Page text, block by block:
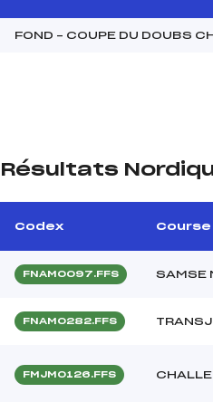
FOND – COUPE DU DOUBS
Résultats
Codex Course
FNAM0097.FFS SAMSE
FNAM0282.FFS
FMJM0126.FFS